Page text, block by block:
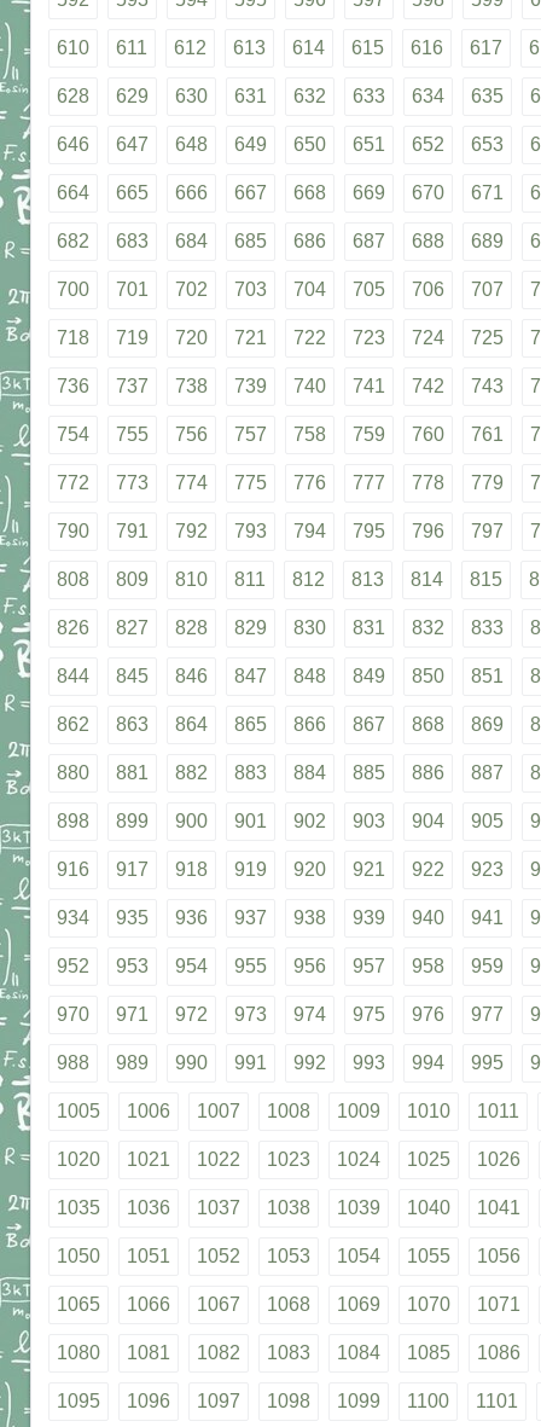
610 611 612 613 614 615 616 617
628 629 630 631 632 633 634 635
646 647 648 649 650 651 652 653
664 665 666 667 668 669 670 671
682 683 684 685 686 687 688 689
700 701 702 703 704 705 706 707
718 719 720 721 722 723 724 725
736 737 738 739 740 741 742 743
754 755 756 757 758 759 760 761
772 773 774 775 776 777 778 779
790 791 792 793 794 795 796 797
808 809 810 811 812 813 814 815
826 827 828 829 830 831 832 833
844 845 846 847 848 849 850 851
862 863 864 865 866 867 868 869
880 881 882 883 884 885 886 887
898 899 900 901 902 903 904 905
916 917 918 919 920 921 922 923
934 935 936 937 938 939 940 941
952 953 954 955 956 957 958 959
970 971 972 973 974 975 976 977
988 989 990 991 992 993 994 995
1005 1006 1007 1008 1009 1010 1011
1020 1021 1022 1023 1024 1025 1026
1035 1036 1037 1038 1039 1040 1041
1050 1051 1052 1053 1054 1055 1056
1065 1066 1067 1068 1069 1070 1071
1080 1081 1082 1083 1084 1085 1086
1095 1096 1097 1098 1099 1100 1101